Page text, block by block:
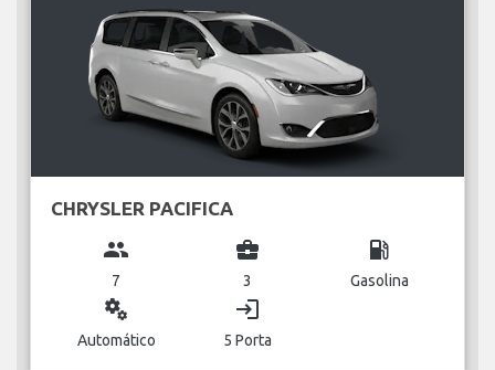
CHRYSLER PACIFICA
group
7
business_center
3
local_gas_station
Gasolina
miscellaneous_services
Automático
login
5 Porta